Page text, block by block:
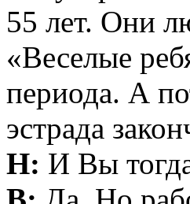
55 лет. Они
«Веселые
периода. А
эстрада
Н: И Вы